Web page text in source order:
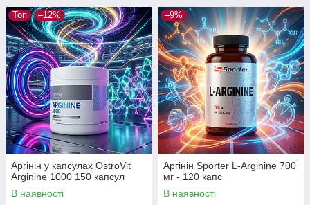
Топ –12%
Аргінін у капсулах OstroVit
Arginine 1000 150 капсул
В наявності
–9%
Аргінін Sporter L-Arginine 700
мг - 120 капс
В наявності